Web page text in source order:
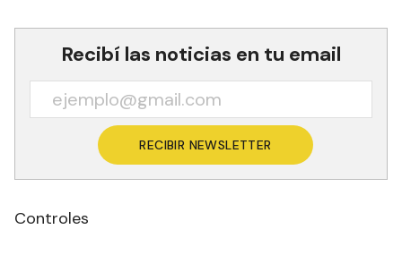
Recibí las noticias en tu email
RECIBIR NEWSLETTER
Controles